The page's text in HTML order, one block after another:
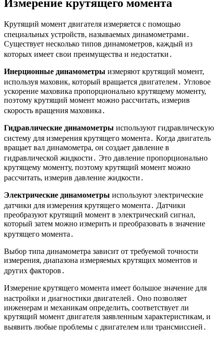
Измерение крутящего момента
Крутящий момент двигателя измеряется с помощью
специальных устройств, называемых динамометрами․
Существует несколько типов динамометров, каждый из
которых имеет свои преимущества и недостатки․
Инерционные динамометры измеряют крутящий момент,
используя маховик, который вращается двигателем․ Угловое
ускорение маховика пропорционально крутящему моменту,
поэтому крутящий момент можно рассчитать, измерив
скорость вращения маховика․
Гидравлические динамометры используют гидравлическую
систему для измерения крутящего момента․ Когда двигатель
вращает вал динамометра, он создает давление в
гидравлической жидкости․ Это давление пропорционально
крутящему моменту, поэтому крутящий момент можно
рассчитать, измерив давление жидкости․
Электрические динамометры используют электрические
датчики для измерения крутящего момента․ Датчики
преобразуют крутящий момент в электрический сигнал,
который затем можно измерить и преобразовать в значение
крутящего момента․
Выбор типа динамометра зависит от требуемой точности
измерения, диапазона измеряемых крутящих моментов и
других факторов․
Измерение крутящего момента имеет большое значение для
настройки и диагностики двигателей․ Оно позволяет
инженерам и механикам определить, соответствует ли
крутящий момент двигателя заявленным характеристикам, и
выявить любые проблемы с двигателем или трансмиссией․